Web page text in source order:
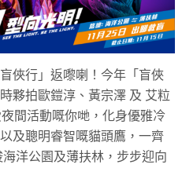
俠行」返嚟喇！今年「盲俠
夥拍歐鎧淳、黃宗澤 及 艾粒
間活動嘅你哋，化身優雅冷
及聰明睿智嘅貓頭鷹，一齊
洋公園及薄扶林，步步迎向